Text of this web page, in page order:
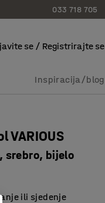
033 718 705
se / Registrirajte se
Inspiracija/blog
srebro, bijelo
ili sjedenje